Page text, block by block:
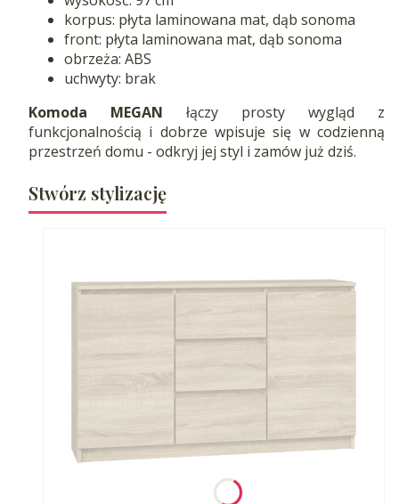
korpus: płyta laminowana mat, dąb sonoma
front: płyta laminowana mat, dąb sonoma
obrzeża: ABS
uchwyty: brak
Komoda MEGAN łączy prosty wygląd z
funkcjonalnością i dobrze wpisuje się w codzienną
przestrzeń domu - odkryj jej styl i zamów już dziś.
Stwórz stylizację